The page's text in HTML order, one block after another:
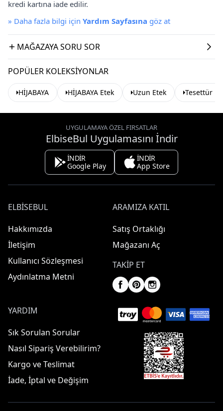
kredi kartına iade edilir.
» Daha fazla bilgi için Yardım Sayfasına göz at
MAĞAZAYA SORU SOR
POPÜLER KOLEKSIYONLAR
HİJABAYA HİJABAYA Etek Uzun Etek Tesettür
UYGULAMAYA ÖZEL FIRSATLAR
ElbiseBul Uygulamasını İndir
İNDİR
Google Play
İNDİR
App Store
ELBISEBUL
Hakkımızda
İletişim
Kullanıcı Sözleşmesi
Aydınlatma Metni
ARAMIZA KATIL
Satış Ortaklığı
Mağazanı Aç
TAKIP ET
YARDIM
Sık Sorulan Sorular
Nasıl Sipariş Verebilirim?
Kargo ve Teslimat
İade, İptal ve Değişim